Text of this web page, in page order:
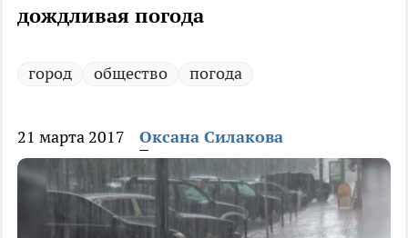
дождливая погода
город общество погода
21 марта 2017 Оксана Силакова